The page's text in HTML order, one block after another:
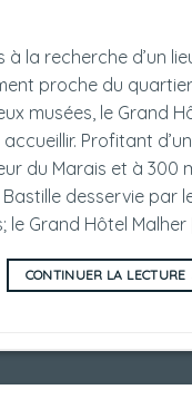
à la recherche d’un
proche du
musées, le Grand
Profitant
du Marais et à 300
desservie par
le Grand Hôtel Malher
CONTINUER LA LECTURE